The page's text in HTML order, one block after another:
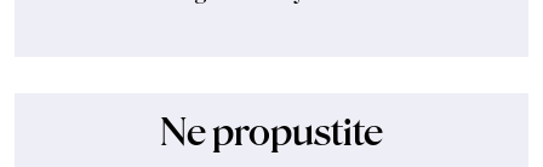
Ne propustite